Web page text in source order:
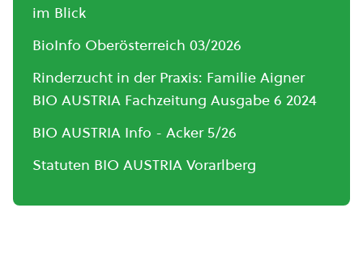
im Blick
BioInfo Oberösterreich 03/2026
Rinderzucht in der Praxis: Familie Aigner
BIO AUSTRIA Fachzeitung Ausgabe 6 2024
BIO AUSTRIA Info - Acker 5/26
Statuten BIO AUSTRIA Vorarlberg